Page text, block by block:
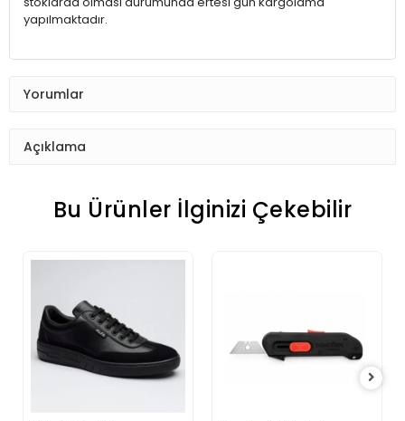
yapılmaktadır.
Yorumlar
Açıklama
Bu Ürünler İlginizi Çekebilir